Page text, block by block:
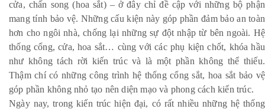
cửa, chấn song (hoa sắt) – ở đây chỉ đề cập với những bộ phận
mang tính bảo vệ. Những cấu kiện này góp phần đảm bảo an toàn
hơn cho ngôi nhà, chống lại những sự đột nhập từ bên ngoài. Hệ
thống cổng, cửa, hoa sắt… cùng với các phụ kiện chốt, khóa hầu
như không tách rời kiến trúc và là một phần không thể thiếu.
Thậm chí có những công trình hệ thống cổng sắt, hoa sắt bảo vệ
góp phần không nhỏ tạo nên diện mạo và phong cách kiến trúc.
Ngày nay, trong kiến trúc hiện đại, có rất nhiều những hệ thống